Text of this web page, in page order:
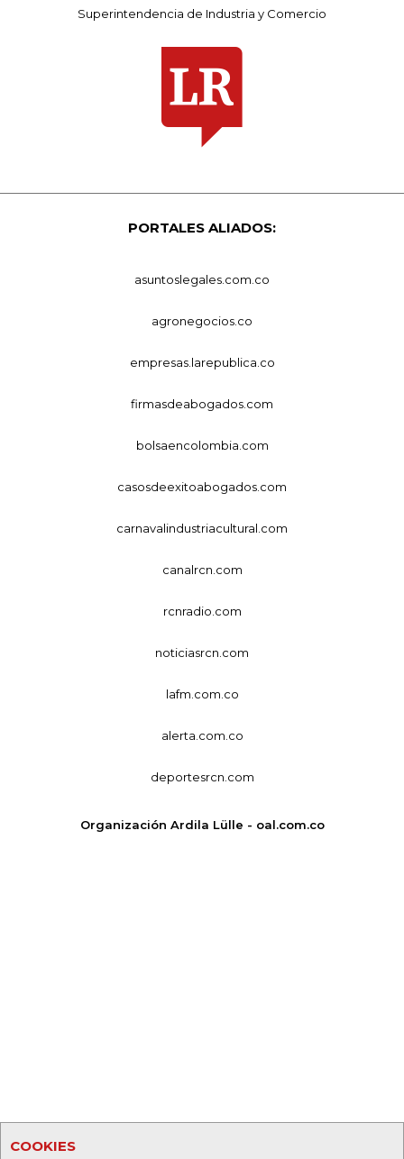
COOKIES
Superintendencia de Industria y Comercio
PORTALES ALIADOS:
asuntoslegales.com.co
agronegocios.co
empresas.larepublica.co
firmasdeabogados.com
bolsaencolombia.com
casosdeexitoabogados.com
carnavalindustriacultural.com
canalrcn.com
rcnradio.com
noticiasrcn.com
lafm.com.co
alerta.com.co
deportesrcn.com
Organización Ardila Lülle - oal.com.co